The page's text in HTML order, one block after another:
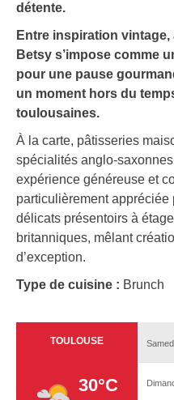
détente.
Entre inspiration
Betsy s’impose comme
pour une pause
un moment hors du
toulousaines.
À la carte, pâtisseries
spécialités anglo-
expérience généreuse et
particulièrement
délicats présentoirs à
britanniques, mêlant
d’exception.
Type de cuisine : Brunch